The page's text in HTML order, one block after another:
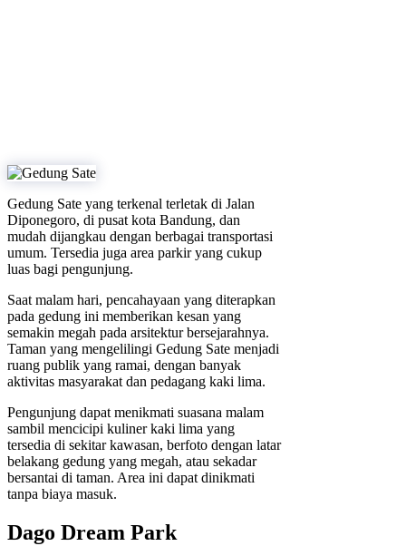
Gedung Sate yang terkenal terletak di Jalan
Diponegoro, di pusat kota Bandung, dan
mudah dijangkau dengan berbagai transportasi
umum. Tersedia juga area parkir yang cukup
luas bagi pengunjung.
Saat malam hari, pencahayaan yang diterapkan
pada gedung ini memberikan kesan yang
semakin megah pada arsitektur bersejarahnya.
Taman yang mengelilingi Gedung Sate menjadi
ruang publik yang ramai, dengan banyak
aktivitas masyarakat dan pedagang kaki lima.
Pengunjung dapat menikmati suasana malam
sambil mencicipi kuliner kaki lima yang
tersedia di sekitar kawasan, berfoto dengan latar
belakang gedung yang megah, atau sekadar
bersantai di taman. Area ini dapat dinikmati
tanpa biaya masuk.
Dago Dream Park